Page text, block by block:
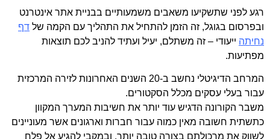
רגע לפני שתשקיעו משאבים משמעותיים בבניית אתר אינטרנט
ובפרסום בגוגל, זה הזמן להתחיל את התהליך עם הקמה של דף
נחיתה ייעודי – זה משתלם, יעיל ועתיד להניב לכם תוצאות
מפתיעות.
המרחב הדיגיטלי נחשב ב-20 השנים האחרונות לזירה המרכזית
עבור בעלי עסקים מכלל הסקטורים.
משבר הקורונה הדגיש עוד יותר את חשיבות המערך המקוון
כתשתית חשובה מאין כמוה עבור חברות וארגונים אשר מעוניינים
לשווק את מרכולתם בצורה טובה יותר, ובמקבי להגיע אל פלח